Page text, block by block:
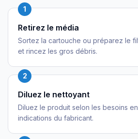
1
Retirez le média
Sortez la cartouche ou préparez le
et rincez les gros débris.
2
Diluez le nettoyant
Diluez le produit selon les besoins
indications du fabricant.